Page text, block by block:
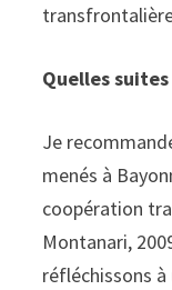
Quelles
Je
menés à
coopération
Montanari,
réfléchissons